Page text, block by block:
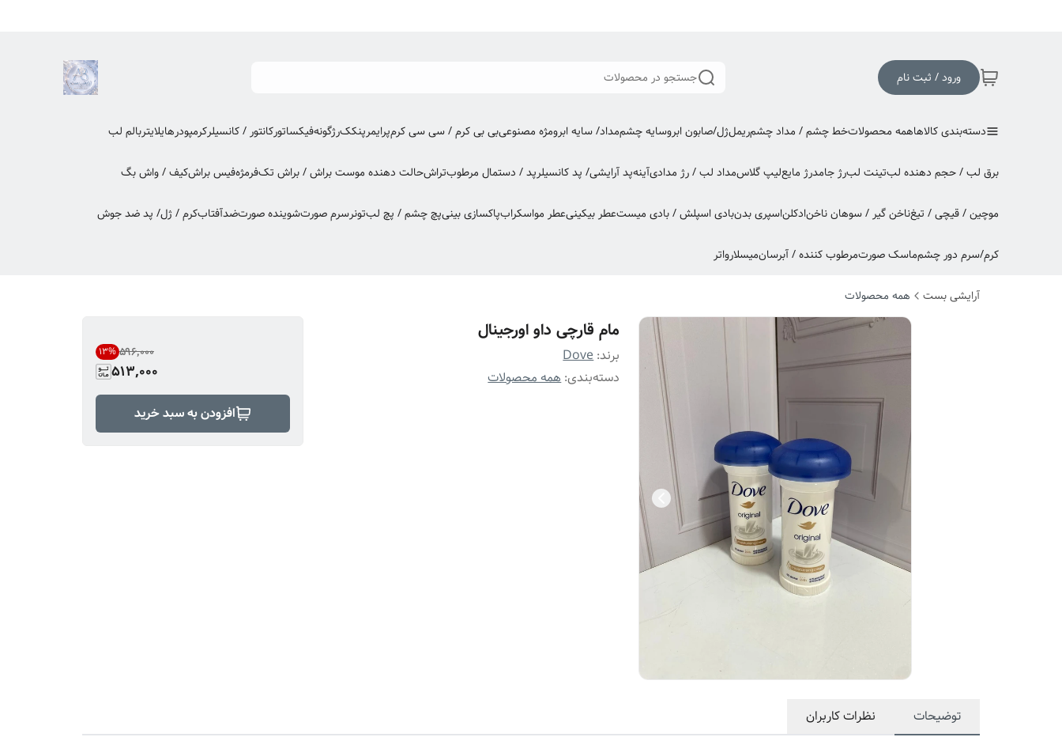
ورود / ثبت نام جستجو در محصولات
دسته‌بندی کالاهاهمه محصولاتخط چشم / مداد چشمریملژل/صابون ابروسایه چشممداد/ سایه ابرومژه مصنوعیبی بی کرم / سی سی کرمپرایمرپنککرژگونهفیکساتورکانتور / کانسیلرکرمپودرهایلایتربالم لب
برق لب / حجم دهنده لبتینت لبرژ جامدرژ مایعلیپ گلاسمداد لب / رژ مدادیآینهپد آرایشی/ پد کانسیلرپد / دستمال مرطوبتراشحالت دهنده موست براش / براش تکفرمژهفیس براشکیف / واش بگ
موچین / قیچی / تیغناخن گیر / سوهان ناخنادکلناسپری بدنبادی اسپلش / بادی میستعطر بیکینیعطر مواسکرابپاکسازی بینیپچ چشم / پچ لبتونرسرم صورتشوینده صورتضدآفتابکرم / ژل/ پد ضد جوش
کرم/سرم دور چشمماسک صورتمرطوب کننده / آبرسانمیسلارواتر
آرایشی بست همه محصولات
مام قارچی داو اورجینال
برند:Dove
دسته‌بندی:همه محصولات
۵۹۶٬۰۰۰ 13%
513,000
افزودن به سبد خرید
توضیحات نظرات کاربران